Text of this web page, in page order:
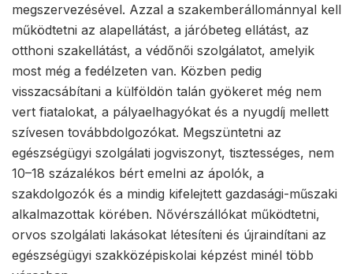
megszervezésével. Azzal a szakemberállománnyal kell
működtetni az alapellátást, a járóbeteg ellátást, az
otthoni szakellátást, a védőnői szolgálatot, amelyik
most még a fedélzeten van. Közben pedig
visszacsábítani a külföldön talán gyökeret még nem
vert fiatalokat, a pályaelhagyókat és a nyugdíj mellett
szívesen továbbdolgozókat. Megszüntetni az
egészségügyi szolgálati jogviszonyt, tisztességes, nem
10–18 százalékos bért emelni az ápolók, a
szakdolgozók és a mindig kifelejtett gazdasági-műszaki
alkalmazottak körében. Nővérszállókat működtetni,
orvos szolgálati lakásokat létesíteni és újraindítani az
egészségügyi szakközépiskolai képzést minél több